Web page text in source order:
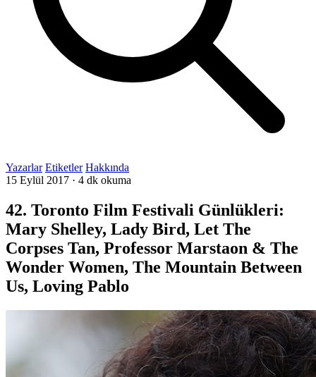
Yazarlar Etiketler Hakkında
15 Eylül 2017 · 4 dk okuma
42. Toronto Film Festivali Günlükleri:
Mary Shelley, Lady Bird, Let The
Corpses Tan, Professor Marstaon & The
Wonder Women, The Mountain Between
Us, Loving Pablo